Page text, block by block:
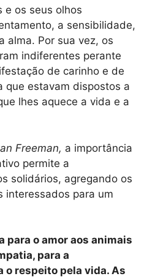
e os seus olhos
a sensibilidade,
alma. Por sua vez, os
indiferentes perante
de carinho e de
que estavam dispostos a
lhes aquece a vida e a
Freeman, a importância
permite a
solidários, agregando os
interessados para um
para o amor aos animais
para a
o respeito pela vida. As